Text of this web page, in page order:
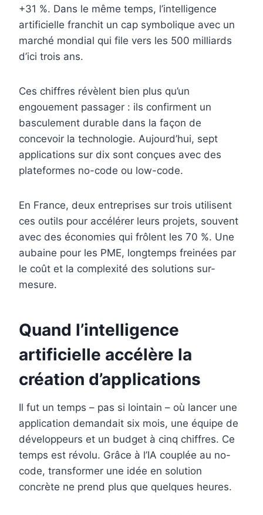
+31 %. Dans le même temps, l’intelligence
artificielle franchit un cap symbolique avec un
marché mondial qui file vers les 500 milliards
d’ici trois ans.
Ces chiffres révèlent bien plus qu’un
engouement passager : ils confirment un
basculement durable dans la façon de
concevoir la technologie. Aujourd’hui, sept
applications sur dix sont conçues avec des
plateformes no-code ou low-code.
En France, deux entreprises sur trois utilisent
ces outils pour accélérer leurs projets, souvent
avec des économies qui frôlent les 70 %. Une
aubaine pour les PME, longtemps freinées par
le coût et la complexité des solutions sur-
mesure.
Quand l’intelligence
artificielle accélère la
création d’applications
Il fut un temps – pas si lointain – où lancer une
application demandait six mois, une équipe de
développeurs et un budget à cinq chiffres. Ce
temps est révolu. Grâce à l’IA couplée au no-
code, transformer une idée en solution
concrète ne prend plus que quelques heures.